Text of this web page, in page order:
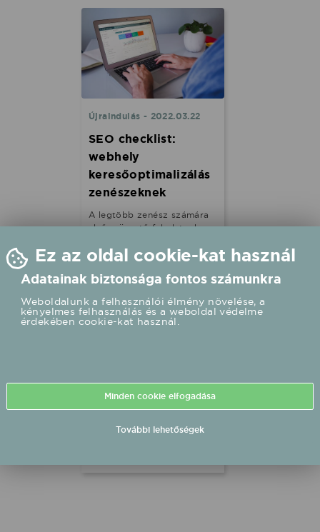
Újraindulás - 2022.03.22
SEO checklist:
webhely
keresőoptimalizálás
zenészeknek
A legtöbb zenész számára
elsőre ijesztő feladatnak
webes jelenlétének
ahhoz, hogy a rajongók és a
rád/rátok találjanak a
Google-ön, ezáltal jobban
pánikba, a SEO nem egy
nagyon bonyolult dolog! A
következőkben egy
checklistet hozunk a
Ez az oldal cookie-kat használ
Adatainak biztonsága fontos számunkra
Weboldalunk a felhasználói élmény növelése, a
kényelmes felhasználás és a weboldal védelme
érdekében cookie-kat használ.
Minden cookie elfogadása
További lehetőségek